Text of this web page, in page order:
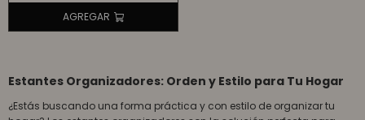
Estantes Organizadores: Orden y Estilo para Tu Hogar
¿Estás buscando una forma práctica y con estilo de organizar tu